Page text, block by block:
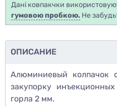
Дані ковпакчки
гумовою пробкою. Не
ОПИСАНИЕ
Алюминиевый колпачок
закупорку
горла 2 мм.